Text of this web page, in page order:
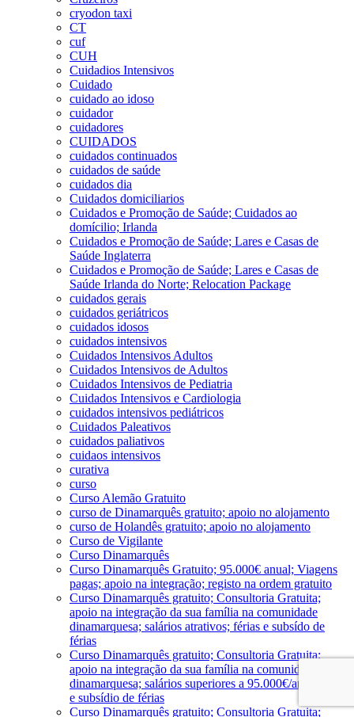
cryodon taxi
CT
cuf
CUH
Cuidadios Intensivos
Cuidado
cuidado ao idoso
cuidador
cuidadores
CUIDADOS
cuidados continuados
cuidados de saúde
cuidados dia
Cuidados domiciliarios
Cuidados e Promoção de Saúde; Cuidados ao
domícilio; Irlanda
Cuidados e Promoção de Saúde; Lares e Casas de
Saúde Inglaterra
Cuidados e Promoção de Saúde; Lares e Casas de
Saúde Irlanda do Norte; Relocation Package
cuidados gerais
cuidados geriátricos
cuidados idosos
cuidados intensivos
Cuidados Intensivos Adultos
Cuidados Intensivos de Adultos
Cuidados Intensivos de Pediatria
Cuidados Intensivos e Cardiologia
cuidados intensivos pediátricos
Cuidados Paleativos
cuidados paliativos
cuidaos intensivos
curativa
curso
Curso Alemão Gratuito
curso de Dinamarquês gratuito; apoio no alojamento
curso de Holandês gratuito; apoio no alojamento
Curso de Vigilante
Curso Dinamarquês
Curso Dinamarquês Gratuito; 95.000€ anual; Viagens
pagas; apoio na integração; registo na ordem gratuito
Curso Dinamarquês gratuito; Consultoria Gratuita;
apoio na integração da sua família na comunidade
dinamarquesa; salários atrativos; férias e subsído de
férias
Curso Dinamarquês gratuito; Consultoria Gratuita;
apoio na integração da sua família na comunidade
dinamarquesa; salários superiores a 95.000€/ano; férias
e subsídio de férias
Curso Dinamarquês gratuito; Consultoria Gratuita;